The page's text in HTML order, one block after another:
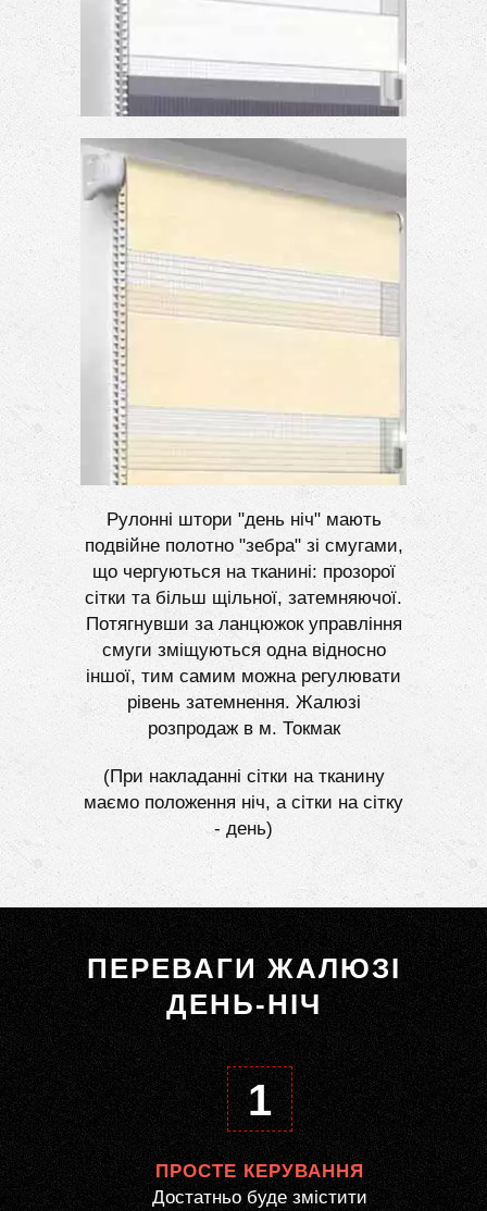
Рулонні штори "день ніч" мають
подвійне полотно "зебра" зі смугами,
що чергуються на тканині: прозорої
сітки та більш щільної, затемняючої.
Потягнувши за ланцюжок управління
смуги зміщуються одна відносно
іншої, тим самим можна регулювати
рівень затемнення. Жалюзі
розпродаж в м. Токмак
(При накладанні сітки на тканину
маємо положення ніч, а сітки на сітку
- день)
ПЕРЕВАГИ ЖАЛЮЗІ
ДЕНЬ-НІЧ
1
ПРОСТЕ КЕРУВАННЯ
Достатньо буде змістити